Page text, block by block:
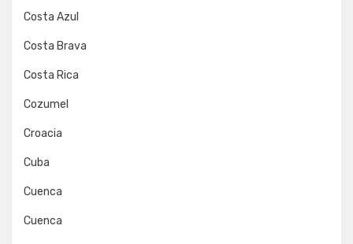
Costa Azul
Costa Brava
Costa Rica
Cozumel
Croacia
Cuba
Cuenca
Cuenca